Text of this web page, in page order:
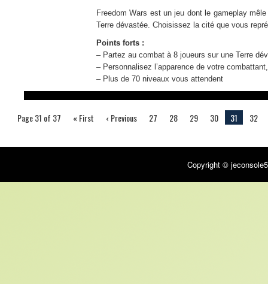
Freedom Wars est un jeu dont le gameplay
Terre dévastée. Choisissez la cité que vous
Points forts :
– Partez au combat à 8 joueurs sur une Terre
– Personnalisez l’apparence de votre
– Plus de 70 niveaux vous attendent
Page 31 of 37 « First ‹ Previous 27 28 29 30 31 32
Copyright ©